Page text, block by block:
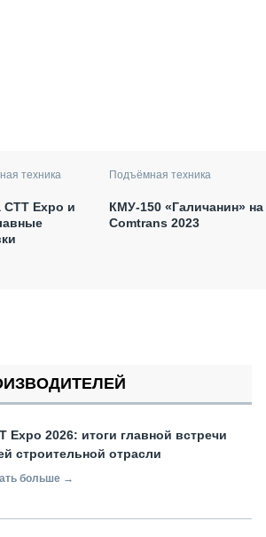
техника
CTT Expo и
Подъёмная техника
КМУ-150 «Галичанин» на
Comtrans 2023
Expo 2026: итоги главной встречи
строительной отрасли
больше →